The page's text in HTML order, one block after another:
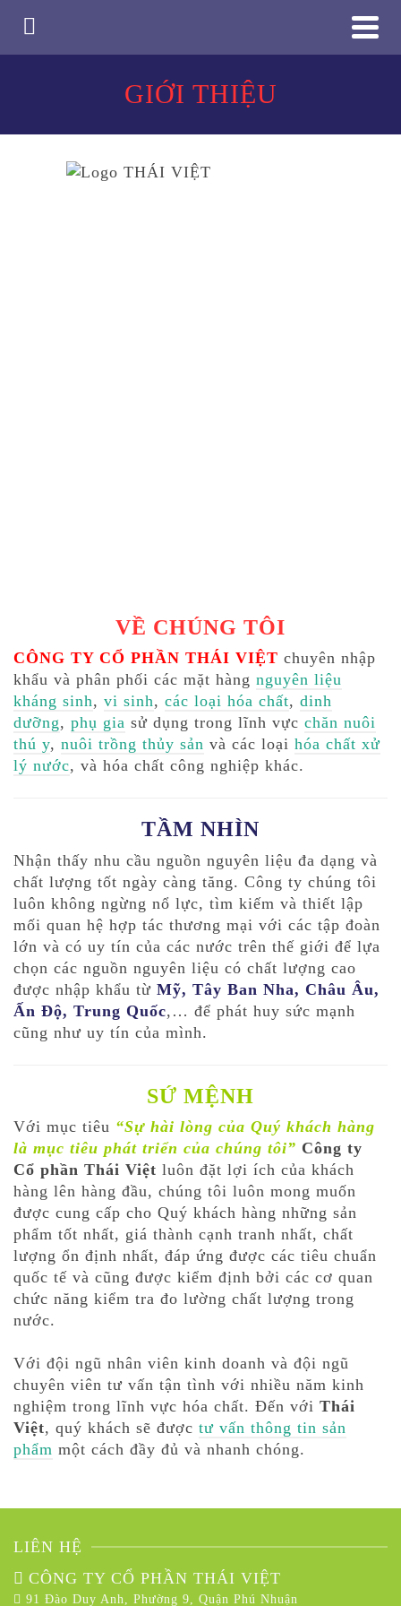
GIỚI THIỆU
VỀ CHÚNG TÔI
CÔNG TY CỔ PHẦN THÁI VIỆT chuyên nhập
khẩu và phân phối các mặt hàng nguyên liệu
kháng sinh, vi sinh, các loại hóa chất, dinh
dưỡng, phụ gia sử dụng trong lĩnh vực chăn nuôi
thú y, nuôi trồng thủy sản và các loại hóa chất xử
lý nước, và hóa chất công nghiệp khác.
TẦM NHÌN
Nhận thấy nhu cầu nguồn nguyên liệu đa dạng và
chất lượng tốt ngày càng tăng. Công ty chúng tôi
luôn không ngừng nổ lực, tìm kiếm và thiết lập
mối quan hệ hợp tác thương mại với các tập đoàn
lớn và có uy tín của các nước trên thế giới để lựa
chọn các nguồn nguyên liệu có chất lượng cao
được nhập khẩu từ Mỹ, Tây Ban Nha, Châu Âu,
Ấn Độ, Trung Quốc,… để phát huy sức mạnh
cũng như uy tín của mình.
SỨ MỆNH
Với mục tiêu “Sự hài lòng của Quý khách hàng
là mục tiêu phát triển của chúng tôi” Công ty
Cổ phần Thái Việt luôn đặt lợi ích của khách
hàng lên hàng đầu, chúng tôi luôn mong muốn
được cung cấp cho Quý khách hàng những sản
phẩm tốt nhất, giá thành cạnh tranh nhất, chất
lượng ổn định nhất, đáp ứng được các tiêu chuẩn
quốc tế và cũng được kiểm định bởi các cơ quan
chức năng kiểm tra đo lường chất lượng trong
nước.
Với đội ngũ nhân viên kinh doanh và đội ngũ
chuyên viên tư vấn tận tình với nhiều năm kinh
nghiệm trong lĩnh vực hóa chất. Đến với Thái
Việt, quý khách sẽ được tư vấn thông tin sản
phẩm một cách đầy đủ và nhanh chóng.
LIÊN HỆ
CÔNG TY CỔ PHẦN THÁI VIỆT
91 Đào Duy Anh, Phường 9, Quận Phú Nhuận